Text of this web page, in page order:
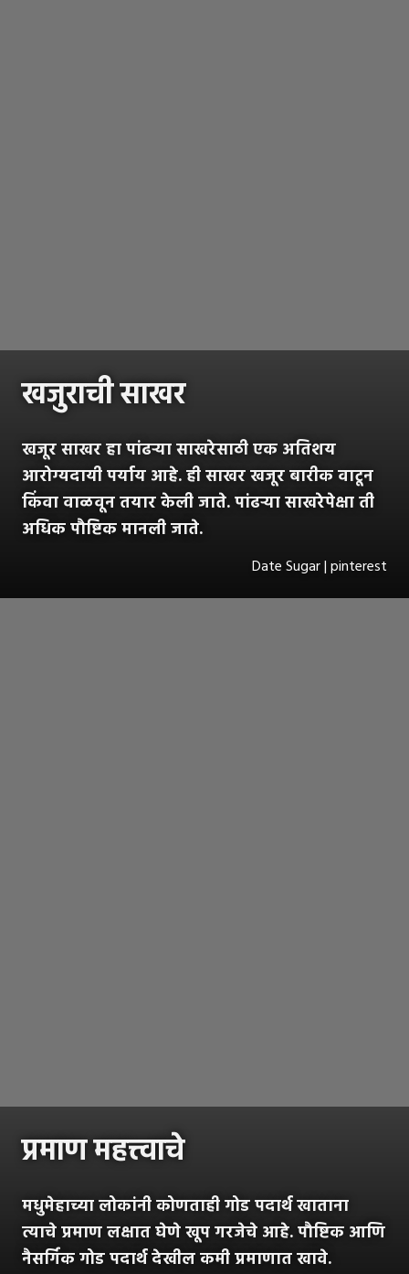
खजुराची साखर
खजूर साखर हा पांढऱ्या साखरेसाठी एक अतिशय
आरोग्यदायी पर्याय आहे. ही साखर खजूर बारीक वाटून
किंवा वाळवून तयार केली जाते. पांढऱ्या साखरेपेक्षा ती
अधिक पौष्टिक मानली जाते.
Date Sugar | pinterest
प्रमाण महत्त्वाचे
मधुमेहाच्या लोकांनी कोणताही गोड पदार्थ खाताना
त्याचे प्रमाण लक्षात घेणे खूप गरजेचे आहे. पौष्टिक आणि
नैसर्गिक गोड पदार्थ देखील कमी प्रमाणात खावे.